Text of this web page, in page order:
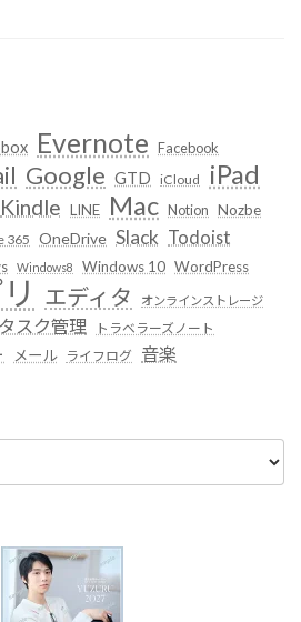
Evernote Facebook
Google GTD iCloud iPad
Kindle LINE Mac Notion Nozbe
365 OneDrive Slack Todoist
Windows8 Windows 10 WordPress
エディタ オンラインストレージ
タスク管理 トラベラーズノート
メール ライフログ 音楽